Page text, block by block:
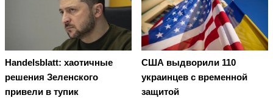
Handelsblatt: хаотичные
решения Зеленского
привели в тупик
США выдворили 110
украинцев с временной
защитой